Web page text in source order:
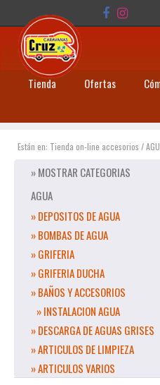
Tienda Ofertas
Están en: Tienda on-line accesorios /
» MOSTRAR CATEGORIAS
AGUA
» DEPOSITOS DE AGUA
» BOMBAS DE AGUA
» GRIFERIA
» GRIFERIA DUCHA
» BAÑOS Y ACCESORIOS
» INSTALACION AGUA
» DESCARGA DE AGUAS GRISES
» ARTICULOS DE LIMPIEZA
» ARTICULOS VARIOS